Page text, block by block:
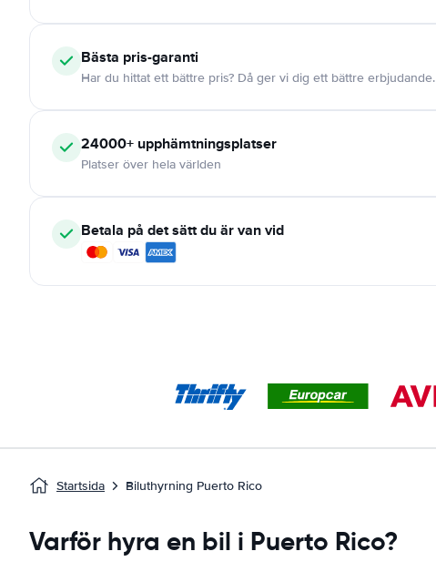
Bästa pris-garanti
Har du hittat ett bättre pris? Då ger vi dig ett bättre erbjudande.
24000+ upphämtningsplatser
Platser över hela världen
Betala på det sätt du är van vid
Startsida Biluthyrning Puerto Rico
Varför hyra en bil i Puerto Rico?